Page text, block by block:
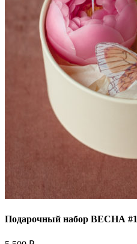
Подарочный набор ВЕСНА #1